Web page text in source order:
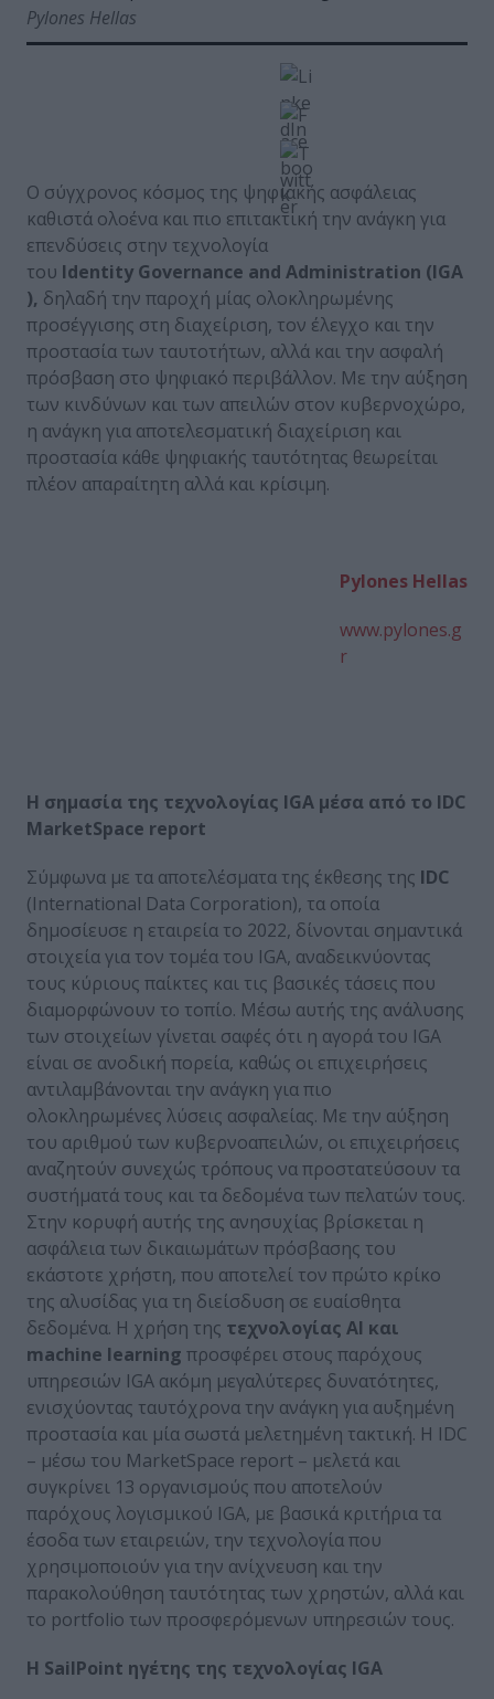
Pylones Hellas
Ο σύγχρονος κόσμος της ψηφιακής ασφάλειας
καθιστά ολοένα και πιο επιτακτική την ανάγκη για
επενδύσεις στην τεχνολογία
του Identity Governance and Administration (IGA
), δηλαδή την παροχή μίας ολοκληρωμένης
προσέγγισης στη διαχείριση, τον έλεγχο και την
προστασία των ταυτοτήτων, αλλά και την ασφαλή
πρόσβαση στο ψηφιακό περιβάλλον. Με την αύξηση
των κινδύνων και των απειλών στον κυβερνοχώρο,
η ανάγκη για αποτελεσματική διαχείριση και
προστασία κάθε ψηφιακής ταυτότητας θεωρείται
πλέον απαραίτητη αλλά και κρίσιμη.
Pylones Hellas
www.pylones.g
r
H σημασία της τεχνολογίας IGA μέσα από το IDC
MarketSpace report
Σύμφωνα με τα αποτελέσματα της έκθεσης της IDC
(International Data Corporation), τα οποία
δημοσίευσε η εταιρεία το 2022, δίνονται σημαντικά
στοιχεία για τον τομέα του IGA, αναδεικνύοντας
τους κύριους παίκτες και τις βασικές τάσεις που
διαμορφώνουν το τοπίο. Μέσω αυτής της ανάλυσης
των στοιχείων γίνεται σαφές ότι η αγορά του IGA
είναι σε ανοδική πορεία, καθώς οι επιχειρήσεις
αντιλαμβάνονται την ανάγκη για πιο
ολοκληρωμένες λύσεις ασφαλείας. Με την αύξηση
του αριθμού των κυβερνοαπειλών, οι επιχειρήσεις
αναζητούν συνεχώς τρόπους να προστατεύσουν τα
συστήματά τους και τα δεδομένα των πελατών τους.
Στην κορυφή αυτής της ανησυχίας βρίσκεται η
ασφάλεια των δικαιωμάτων πρόσβασης του
εκάστοτε χρήστη, που αποτελεί τον πρώτο κρίκο
της αλυσίδας για τη διείσδυση σε ευαίσθητα
δεδομένα. Η χρήση της τεχνολογίας AI και
machine learning προσφέρει στους παρόχους
υπηρεσιών IGA ακόμη μεγαλύτερες δυνατότητες,
ενισχύοντας ταυτόχρονα την ανάγκη για αυξημένη
προστασία και μία σωστά μελετημένη τακτική. H IDC
– μέσω του MarketSpace report – μελετά και
συγκρίνει 13 οργανισμούς που αποτελούν
παρόχους λογισμικού IGA, με βασικά κριτήρια τα
έσοδα των εταιρειών, την τεχνολογία που
χρησιμοποιούν για την ανίχνευση και την
παρακολούθηση ταυτότητας των χρηστών, αλλά και
το portfolio των προσφερόμενων υπηρεσιών τους.
Η SailPoint ηγέτης της τεχνολογίας IGA